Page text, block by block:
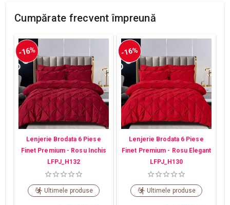
Cumpărate frecvent împreună
-16%
Lenjerie Brodata 6 Piese
Finet Premium - Rosu Inchis
LFPJ_H132
Ultimele produse
-16%
Lenjerie Brodata 6 Piese
Finet Premium - Rosu Elegant
LFPJ_H130
Ultimele produse